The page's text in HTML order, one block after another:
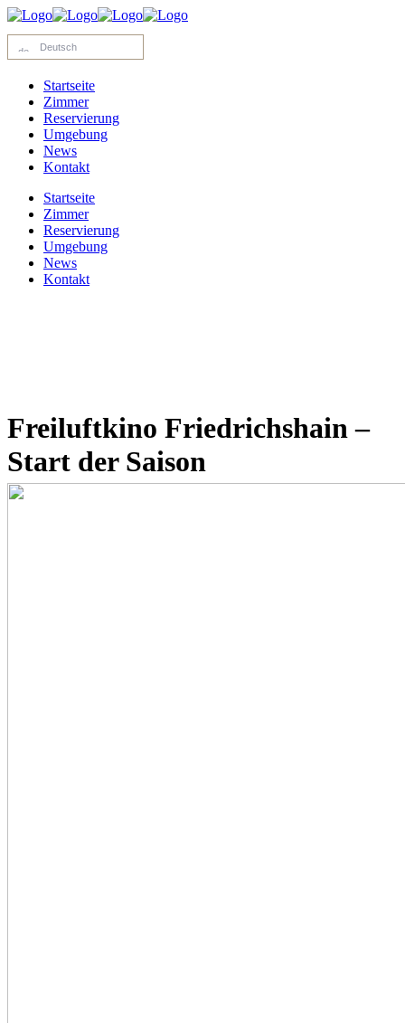
Deutsch
Startseite
Zimmer
Reservierung
Umgebung
News
Kontakt
Startseite
Zimmer
Reservierung
Umgebung
News
Kontakt
Freiluftkino Friedrichshain –
Start der Saison